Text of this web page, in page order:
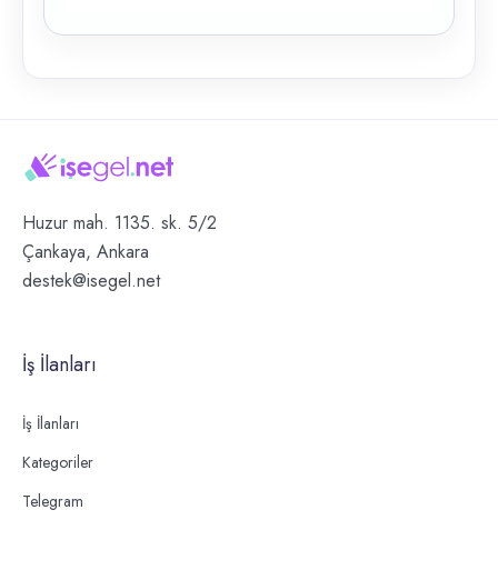
Huzur mah. 1135. sk. 5/2
Çankaya, Ankara
destek@isegel.net
İş İlanları
İş İlanları
Kategoriler
Telegram